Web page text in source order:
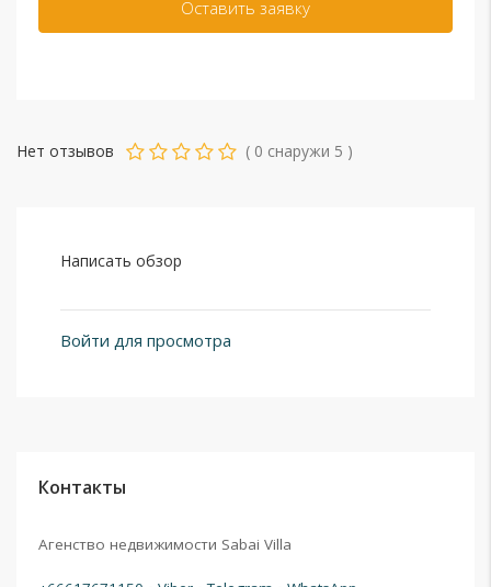
Нет отзывов ( 0 снаружи 5 )
Написать обзор
Войти для просмотра
Контакты
Агенство недвижимости Sabai Villa